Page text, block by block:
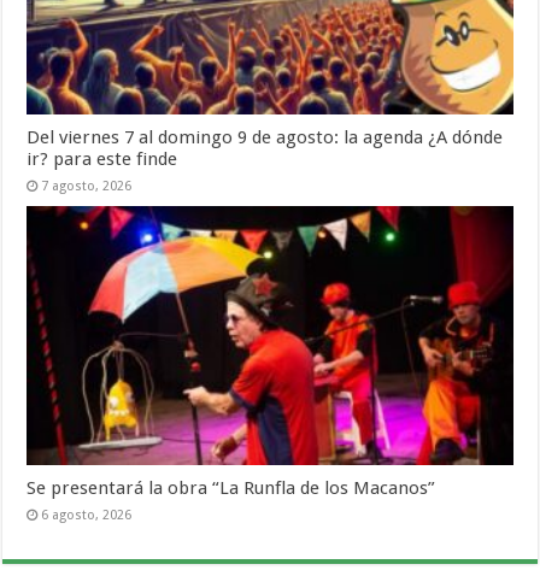
Del viernes 7 al domingo 9 de agosto: la agenda ¿A dónde
ir? para este finde
7 agosto, 2026
Se presentará la obra “La Runfla de los Macanos”
6 agosto, 2026